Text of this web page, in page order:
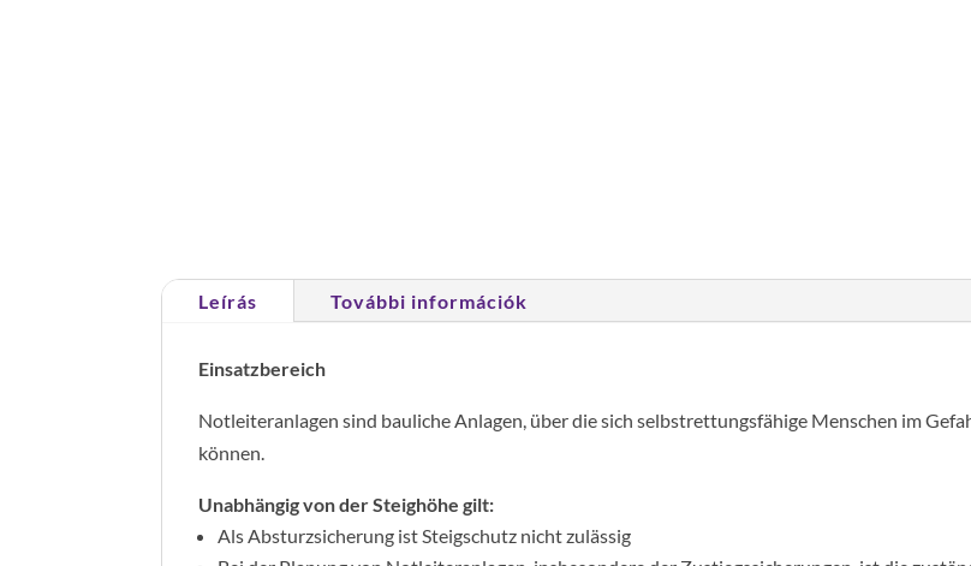
Leírás További információk
Einsatzbereich
Notleiteranlagen sind bauliche Anlagen, über die sich selbstrettungsfähige Menschen im
können.
Unabhängig von der Steighöhe gilt:
Als Absturzsicherung ist Steigschutz nicht zulässig